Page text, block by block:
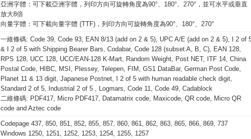
亞洲字體：可下載亞洲字體，列印方向可旋轉角度為90°、180°、270°，並可水平或垂直
放大8倍
向量字體：可下載向量字體 (TTF)，列印方向可旋轉角度為90°、180°、270°
一維條碼: Code 39, Code 93, EAN 8/13 (add on 2 & 5), UPC A/E (add on 2 & 5), I 2 of
& I 2 of 5 with Shipping Bearer Bars, Codabar, Code 128 (subset A, B, C), EAN 128,
RPS 128, UCC 128, UCC/EAN-128 K-Mart, Random Weight, Post NET, ITF 14, China
Postal Code, HIBC, MSI, Plessey, Telepen, FIM, GS1 DataBar, German Post Code,
Planet 11 & 13 digit, Japanese Postnet, I 2 of 5 with human readable check digit,
Standard 2 of 5, Industrial 2 of 5 , Logmars, Code 11, Code 49, Cadablock
二維條碼: PDF417, Micro PDF417, Datamatrix code, Maxicode, QR code, Micro QR
code and Aztec code
Codepage 437, 850, 851, 852, 855, 857, 860, 861, 862, 863, 865, 866, 869, 737
Windows 1250, 1251, 1252, 1253, 1254, 1255, 1257